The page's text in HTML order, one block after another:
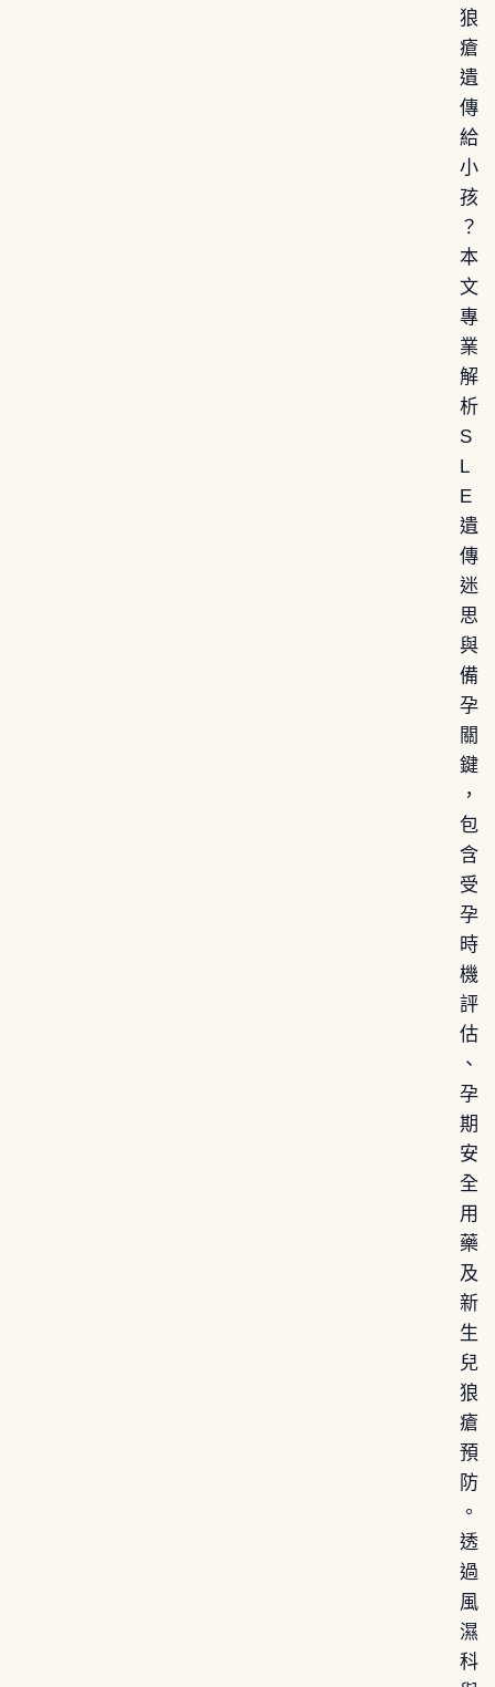
狼
瘡
遺
傳
給
小
孩
？
本
文
專
業
解
析
S
L
E
遺
傳
迷
思
與
備
孕
關
鍵
，
包
含
受
孕
時
機
評
估
、
孕
期
安
全
用
藥
及
新
生
兒
狼
瘡
預
防
。
透
過
風
濕
科